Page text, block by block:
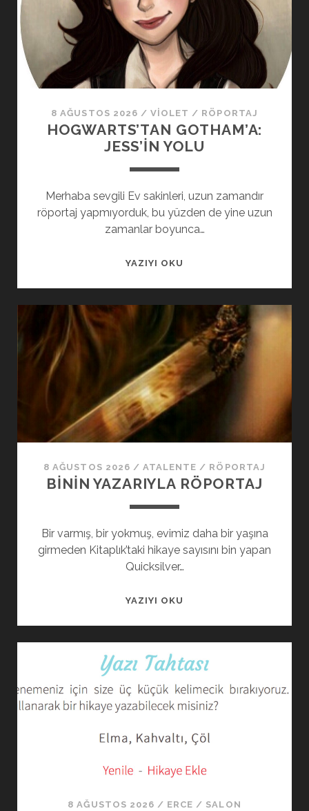
8 AĞUSTOS 2026 / VIOLET / RÖPORTAJ
HOGWARTS’TAN GOTHAM’A:
JESS’IN YOLU
Merhaba sevgili Ev sakinleri, uzun zamandır
röportaj yapmıyorduk, bu yüzden de yine uzun
zamanlar boyunca…
YAZIYI OKU
8 AĞUSTOS 2026 / ATALENTE / RÖPORTAJ
BININ YAZARIYLA RÖPORTAJ
Bir varmış, bir yokmuş, evimiz daha bir yaşına
girmeden Kitaplık’taki hikaye sayısını bin yapan
Quicksilver…
YAZIYI OKU
8 AĞUSTOS 2026 / ERCE / SALON